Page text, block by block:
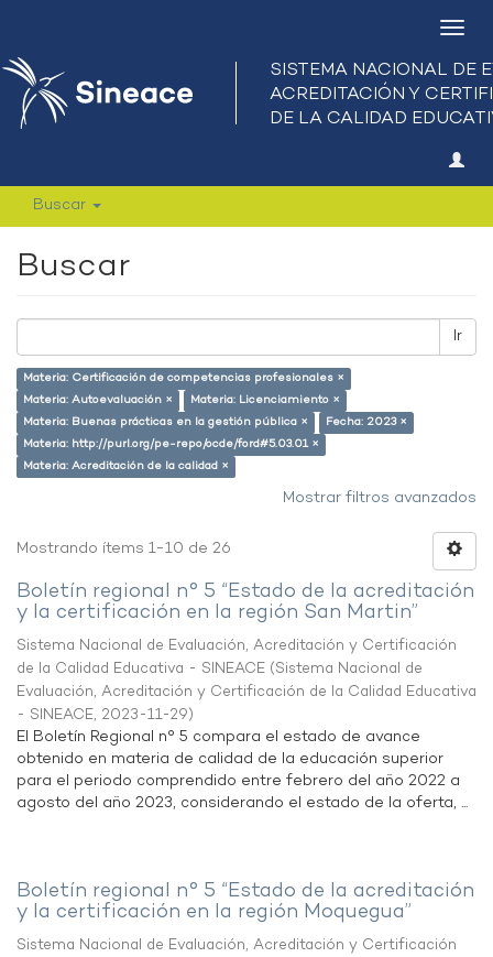
Buscar
Buscar
Ir
Materia: Certificación de competencias profesionales ×
Materia: Autoevaluación ×
Materia: Licenciamiento ×
Materia: Buenas prácticas en la gestión pública ×
Fecha: 2023 ×
Materia: http://purl.org/pe-repo/ocde/ford#5.03.01 ×
Materia: Acreditación de la calidad ×
Mostrar filtros avanzados
Mostrando ítems 1-10 de 26
Boletín regional n° 5 “Estado de la acreditación
y la certificación en la región San Martin”
Sistema Nacional de Evaluación, Acreditación y Certificación
de la Calidad Educativa - SINEACE (Sistema Nacional de
Evaluación, Acreditación y Certificación de la Calidad Educativa
- SINEACE, 2023-11-29)
El Boletín Regional n° 5 compara el estado de avance
obtenido en materia de calidad de la educación superior
para el periodo comprendido entre febrero del año 2022 a
agosto del año 2023, considerando el estado de la oferta, ...
Boletín regional n° 5 “Estado de la acreditación
y la certificación en la región Moquegua”
Sistema Nacional de Evaluación, Acreditación y Certificación